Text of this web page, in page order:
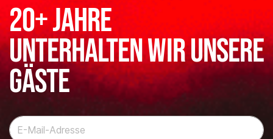
20+ Jahre
unterhalten wir unsere
Gäste